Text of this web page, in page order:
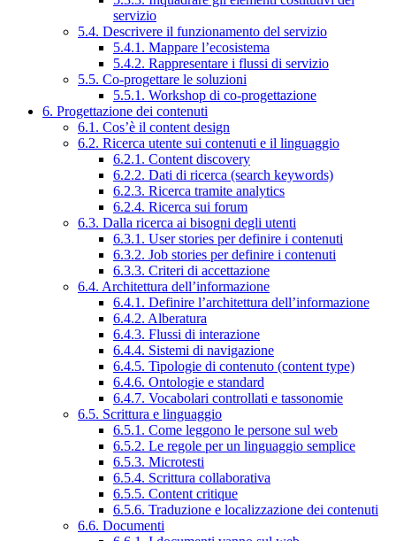
servizio
5.4. Descrivere il funzionamento del servizio
5.4.1. Mappare l’ecosistema
5.4.2. Rappresentare i flussi di servizio
5.5. Co-progettare le soluzioni
5.5.1. Workshop di co-progettazione
6. Progettazione dei contenuti
6.1. Cos’è il content design
6.2. Ricerca utente sui contenuti e il linguaggio
6.2.1. Content discovery
6.2.2. Dati di ricerca (search keywords)
6.2.3. Ricerca tramite analytics
6.2.4. Ricerca sui forum
6.3. Dalla ricerca ai bisogni degli utenti
6.3.1. User stories per definire i contenuti
6.3.2. Job stories per definire i contenuti
6.3.3. Criteri di accettazione
6.4. Architettura dell’informazione
6.4.1. Definire l’architettura dell’informazione
6.4.2. Alberatura
6.4.3. Flussi di interazione
6.4.4. Sistemi di navigazione
6.4.5. Tipologie di contenuto (content type)
6.4.6. Ontologie e standard
6.4.7. Vocabolari controllati e tassonomie
6.5. Scrittura e linguaggio
6.5.1. Come leggono le persone sul web
6.5.2. Le regole per un linguaggio semplice
6.5.3. Microtesti
6.5.4. Scrittura collaborativa
6.5.5. Content critique
6.5.6. Traduzione e localizzazione dei contenuti
6.6. Documenti